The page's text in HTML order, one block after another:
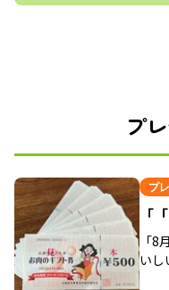
プ
プ
「
「
いし